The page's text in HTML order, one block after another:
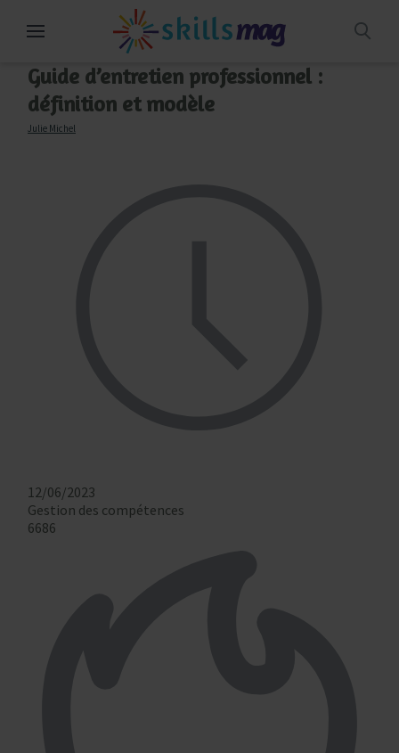
Guide d’entretien professionnel :
définition et modèle
Julie Michel
12/06/2023
Gestion des compétences
6686